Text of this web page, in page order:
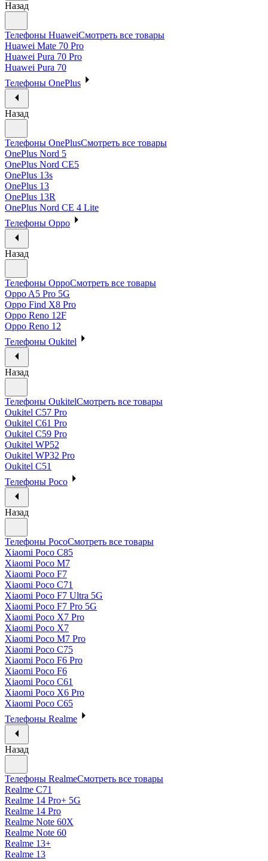
Назад
Телефоны HuaweiСмотреть все товары
Huawei Mate 70 Pro
Huawei Pura 70 Pro
Huawei Pura 70
Телефоны OnePlus
Назад
Телефоны OnePlusСмотреть все товары
OnePlus Nord 5
OnePlus Nord CE5
OnePlus 13s
OnePlus 13
OnePlus 13R
OnePlus Nord CE 4 Lite
Телефоны Oppo
Назад
Телефоны OppoСмотреть все товары
Oppo A5 Pro 5G
Oppo Find X8 Pro
Oppo Reno 12F
Oppo Reno 12
Телефоны Oukitel
Назад
Телефоны OukitelСмотреть все товары
Oukitel C57 Pro
Oukitel C61 Pro
Oukitel C59 Pro
Oukitel WP52
Oukitel WP32 Pro
Oukitel C51
Телефоны Poco
Назад
Телефоны PocoСмотреть все товары
Xiaomi Poco C85
Xiaomi Poco M7
Xiaomi Poco F7
Xiaomi Poco C71
Xiaomi Poco F7 Ultra 5G
Xiaomi Poco F7 Pro 5G
Xiaomi Poco X7 Pro
Xiaomi Poco X7
Xiaomi Poco M7 Pro
Xiaomi Poco C75
Xiaomi Poco F6 Pro
Xiaomi Poco F6
Xiaomi Poco C61
Xiaomi Poco X6 Pro
Xiaomi Poco C65
Телефоны Realme
Назад
Телефоны RealmeСмотреть все товары
Realme C71
Realme 14 Pro+ 5G
Realme 14 Pro
Realme Note 60X
Realme Note 60
Realme 13+
Realme 13